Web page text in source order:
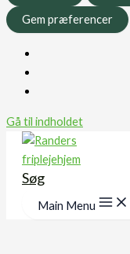
Gem præferencer
Gå til indholdet
Søg
Main Menu